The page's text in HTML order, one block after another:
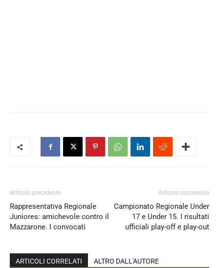
Articolo precedente
Rappresentativa Regionale
Juniores: amichevole contro il
Mazzarone. I convocati
Articolo successivo
Campionato Regionale Under
17 e Under 15. I risultati
ufficiali play-off e play-out
ARTICOLI CORRELATI ALTRO DALL'AUTORE